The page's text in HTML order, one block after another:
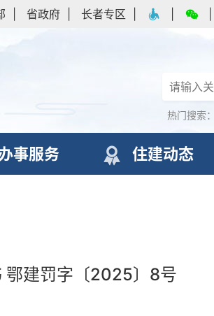
省政府 长者专区
热门搜索：
事服务 住建动态
鄂建罚字〔2025〕8号